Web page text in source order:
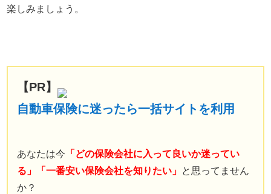
楽しみましょう。
【PR】
自動車保険に迷ったら一括サイトを利用
あなたは今 「どの保険会社に入って良いか迷ってい
る」「一番安い保険会社を知りたい」 と思ってません
か？